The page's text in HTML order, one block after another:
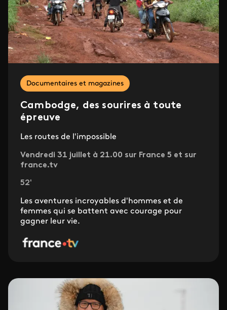
Documentaires et magazines
Cambodge, des sourires à toute
épreuve
Les routes de l'impossible
Vendredi 31 juillet à 21.00 sur France 5 et sur
france.tv
52'
Les aventures incroyables d'hommes et de
femmes qui se battent avec courage pour
gagner leur vie.